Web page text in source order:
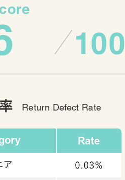
100
Return Defect Rate